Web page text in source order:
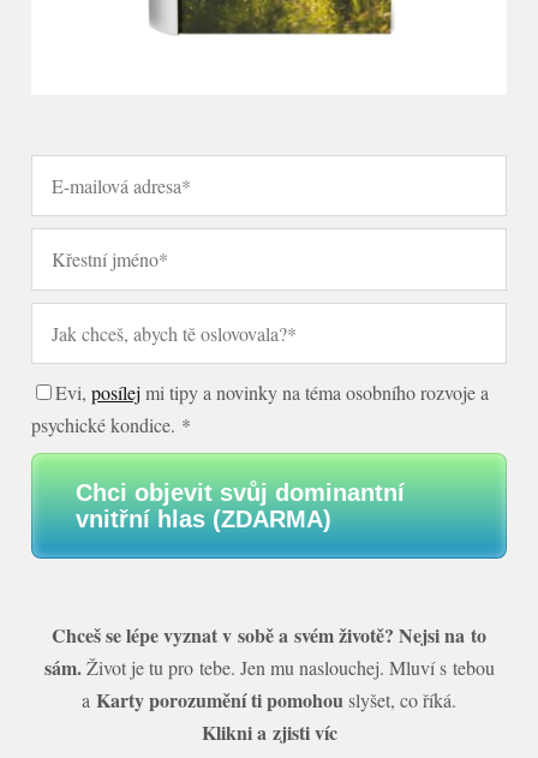
Evi,posílej mi tipy a novinky na téma osobního rozvoje a
psychické kondice. *
Chci objevit svůj dominantní
vnitřní hlas (ZDARMA)
Chceš se lépe vyznat v sobě a svém životě? Nejsi na to
sám.Život je tu pro tebe. Jen mu naslouchej. Mluví s tebou
a Karty porozumění ti pomohouslyšet, co říká.
Klikni a zjisti víc